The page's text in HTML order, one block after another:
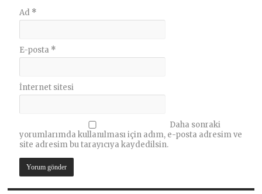
Ad *
E-posta *
İnternet sitesi
Daha sonraki
yorumlarımda kullanılması için adım, e-posta adresim ve
site adresim bu tarayıcıya kaydedilsin.